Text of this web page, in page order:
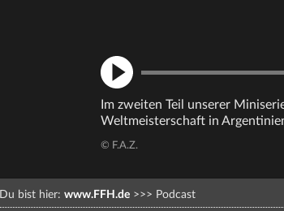
Im zweiten Teil unserer
Weltmeisterschaft in
© F.A.Z.
Du bist hier: www.FFH.de >>> Podcast